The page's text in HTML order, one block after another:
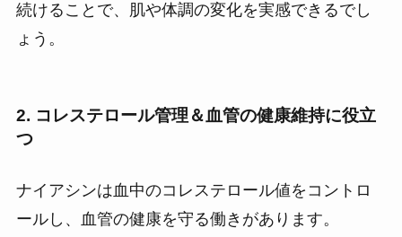
続けることで、肌や体調の変化を実感できるでし
ょう。
2. コレステロール管理＆血管の健康維持に役立
つ
ナイアシンは血中のコレステロール値をコントロ
ールし、血管の健康を守る働きがあります。